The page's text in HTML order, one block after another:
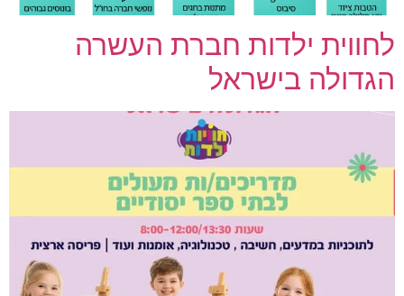
לחווית ילדות חברת העשרה
הגדולה בישראל